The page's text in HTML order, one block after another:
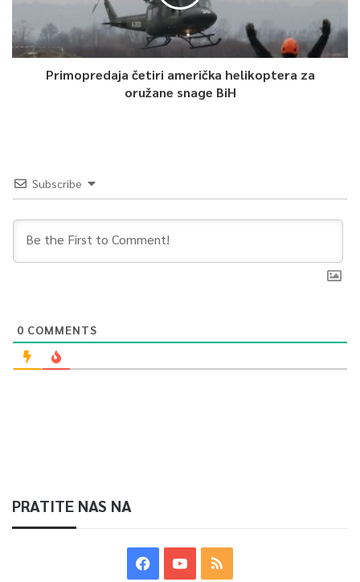
Primopredaja četiri američka helikoptera za
oružane snage BiH
Subscribe
0 COMMENTS
PRATITE NAS NA